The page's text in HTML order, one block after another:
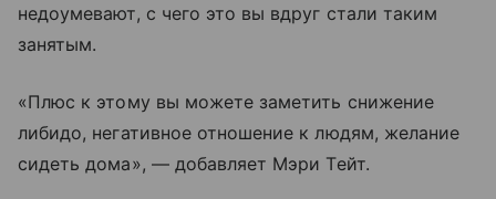
недоумевают, с чего это вы вдруг стали таким
занятым.
«Плюс к этому вы можете заметить снижение
либидо, негативное отношение к людям, желание
сидеть дома», — добавляет Мэри Тейт.